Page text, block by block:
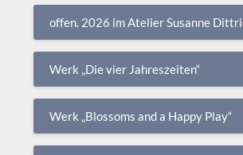
offen. 2026 im Atelier Susanne
Werk „Die vier Jahreszeiten“
Werk „Blossoms and a Happy Play“